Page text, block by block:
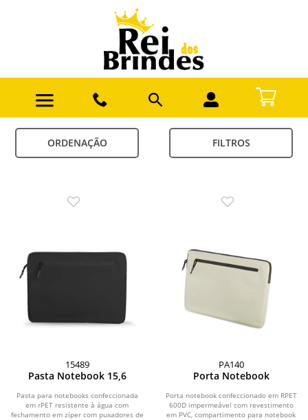
ORDENAÇÃO FILTROS
15489
Pasta Notebook 15,6
Pasta para notebooks confeccionada
em rPET resistente à água com
fechamento em zíper com puxadores de
PA140
Porta Notebook
Porta notebook confeccionado em RPET
600D impermeável com revestimento
em PVC, compartimento para notebook